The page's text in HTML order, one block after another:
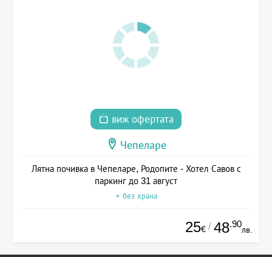
виж офертата
Чепеларе
Лятна почивка в Чепеларе, Родопите - Хотел Савов с
паркинг до 31 август
+ без храна
25€ / 48.90
лв.